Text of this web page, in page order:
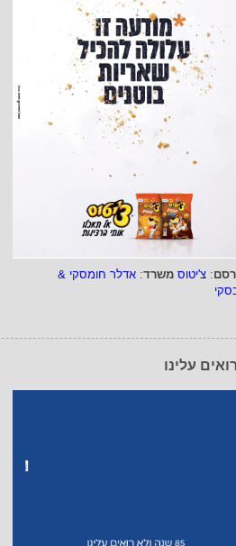
: צ'יטוס משרד: אדלר חומסקי &
עלינו